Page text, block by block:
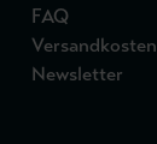
FAQ
Versandkosten
Newsletter